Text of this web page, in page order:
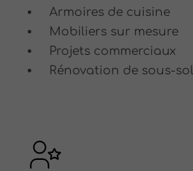
Armoires de cuisine
Mobiliers sur mesure
Projets commerciaux
Rénovation de sous-sol